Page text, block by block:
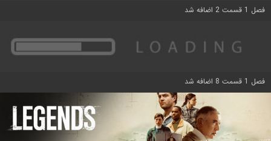
فصل 1 قسمت 2 اضافه شد
فصل 1 قسمت 8 اضافه شد